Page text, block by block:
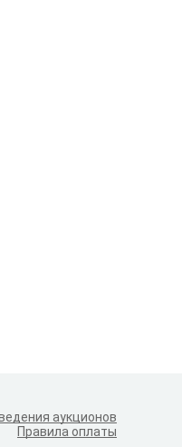
аукционов
Правила оплаты